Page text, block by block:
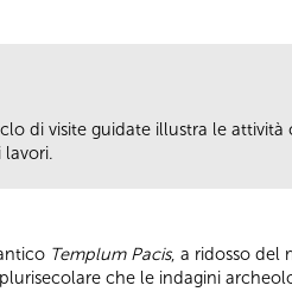
di visite guidate illustra le attività
lavori.
Templum Pacis, a ridosso del
che le indagini